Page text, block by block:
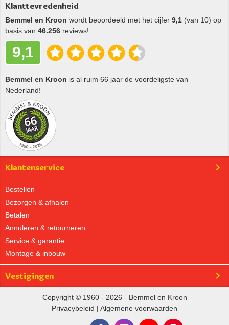
Klanttevredenheid
Bemmel en Kroon wordt beoordeeld met het cijfer 9,1 (van 10) op
basis van 46.256 reviews!
9,1
Bemmel en Kroon is al ruim 66 jaar de voordeligste van
Nederland!
Klantenservice
Bestellen
Bezorgen & afhalen
Betalen
Annuleren & retourneren
Service & garantie
Montage & inbouw
Vestigingen
Copyright © 1960 - 2026 - Bemmel en Kroon
Privacybeleid | Algemene voorwaarden